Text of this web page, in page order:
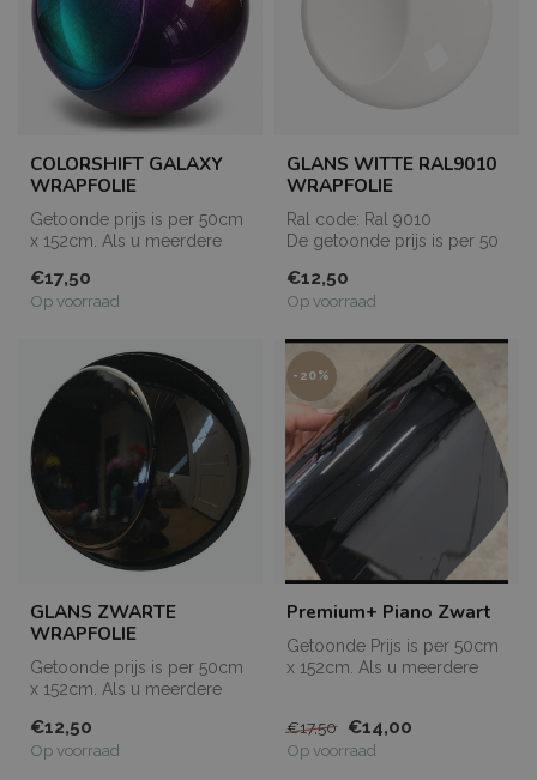
COLORSHIFT GALAXY
WRAPFOLIE
Getoonde prijs is per 50cm
x 152cm. Als u meerdere
de...
€17,50
Op voorraad
GLANS WITTE RAL9010
WRAPFOLIE
Ral code: Ral 9010
De getoonde prijs is per 50
meerdere met...
€12,50
Op voorraad
GLANS ZWARTE
WRAPFOLIE
Getoonde prijs is per 50cm
x 152cm. Als u meerdere
de...
€12,50
Op voorraad
-20%
Premium+ Piano Zwart
Getoonde Prijs is per 50cm
x 152cm. Als u meerdere
€17,50
€14,00
Op voorraad